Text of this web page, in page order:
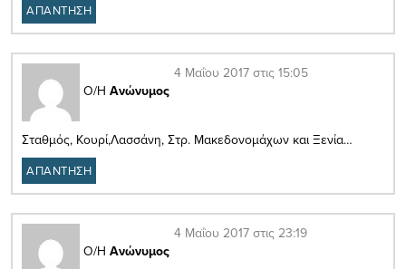
ΑΠΑΝΤΗΣΗ
Ο/Η Ανώνυμος
4 Μαΐου 2017 στις 15:05
Σταθμός, Κουρί,Λασσάνη, Στρ. Μακεδονομάχων και Ξενία…
ΑΠΑΝΤΗΣΗ
Ο/Η Ανώνυμος
4 Μαΐου 2017 στις 23:19